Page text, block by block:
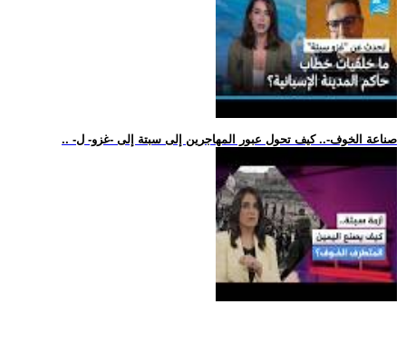
.. -صناعة الخوف-.. كيف تحول عبور المهاجرين إلى سبتة إلى -غزو- ل